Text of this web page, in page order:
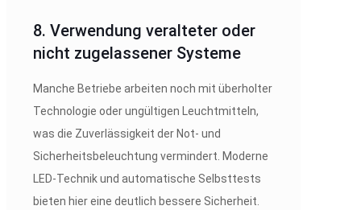
8. Verwendung veralteter oder
nicht zugelassener Systeme
Manche Betriebe arbeiten noch mit überholter
Technologie oder ungültigen Leuchtmitteln,
was die Zuverlässigkeit der Not- und
Sicherheitsbeleuchtung vermindert. Moderne
LED-Technik und automatische Selbsttests
bieten hier eine deutlich bessere Sicherheit.